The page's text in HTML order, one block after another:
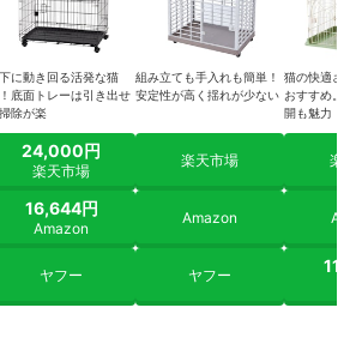
下に動き回る活発な猫
底面トレーは引き出せ
除が楽
24,000円
楽天市場
16,644円
Amazon
ヤフー
組み立ても手入れも簡単！
安定性が高く揺れが少ない
楽天市場
Amazon
ヤフー
猫の快適さ
おすすめ。4
開も魅力
楽